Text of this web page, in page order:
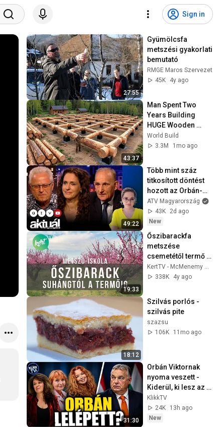
Sign in
27:55
Gyümölcsfa
metszési gyakorlati
bemutató
RMGE Maros Szervezet
45K
4y ago
43:37
Man Spent Two
Years Building
HUGE Wooden
House for his
Family | Start to
World Build
3.3M
1mo ago
49:22
Több mint száz
titkosított döntést
hozott az Orbán-
kormány // AKTUÁL
2026.08.03.
ATV Magyarország
43K
2d ago
New
19:33
Őszibarackfa
metszése
csemetétől termő
fáig Kosztka
Ernővel | kert TV
338K
4y ago
18:12
Szilvás porlós -
szilvás pite
szazsu
106K
11mo ago
31:30
Orbán Viktornak
nyoma veszett -
Kiderül, ki lesz az új
államfő
KlikkTV
24K
13h ago
New